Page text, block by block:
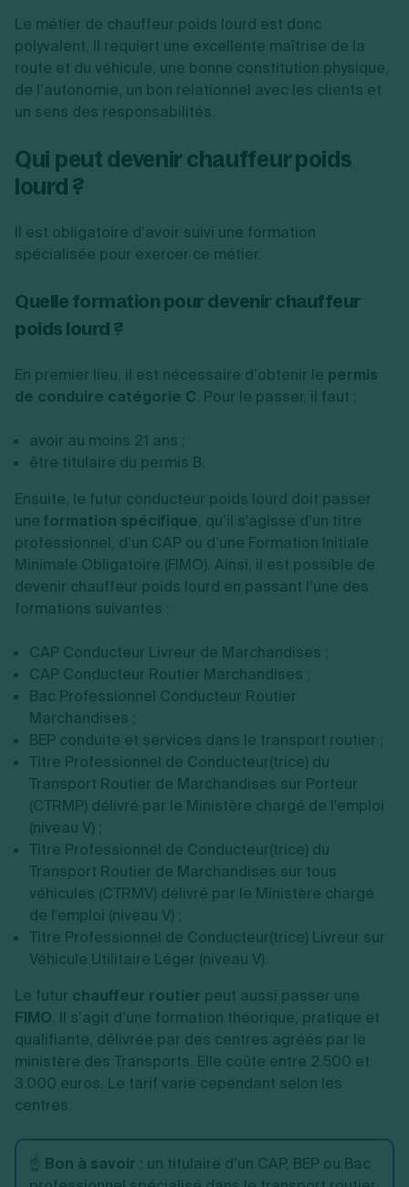
Le métier de chauffeur poids lourd est donc
polyvalent. Il requiert une excellente maîtrise de la
route et du véhicule, une bonne constitution physique,
de l’autonomie, un bon relationnel avec les clients et
un sens des responsabilités.
Qui peut devenir chauffeur poids
lourd ?
Il est obligatoire d’avoir suivi une formation
spécialisée pour exercer ce métier.
Quelle formation pour devenir chauffeur
poids lourd ?
En premier lieu, il est nécessaire d’obtenir le permis
de conduire catégorie C. Pour le passer, il faut :
avoir au moins 21 ans ;
être titulaire du permis B.
Ensuite, le futur conducteur poids lourd doit passer
une formation spécifique, qu’il s'agisse d’un titre
professionnel, d’un CAP ou d’une Formation Initiale
Minimale Obligatoire (FIMO). Ainsi, il est possible de
devenir chauffeur poids lourd en passant l’une des
formations suivantes :
CAP Conducteur Livreur de Marchandises ;
CAP Conducteur Routier Marchandises ;
Bac Professionnel Conducteur Routier
Marchandises ;
BEP conduite et services dans le transport routier ;
Titre Professionnel de Conducteur(trice) du
Transport Routier de Marchandises sur Porteur
(CTRMP) délivré par le Ministère chargé de l'emploi
(niveau V) ;
Titre Professionnel de Conducteur(trice) du
Transport Routier de Marchandises sur tous
véhicules (CTRMV) délivré par le Ministère chargé
de l'emploi (niveau V) ;
Titre Professionnel de Conducteur(trice) Livreur sur
Véhicule Utilitaire Léger (niveau V).
Le futur chauffeur routier peut aussi passer une
FIMO. Il s’agit d’une formation théorique, pratique et
qualifiante, délivrée par des centres agréés par le
ministère des Transports. Elle coûte entre 2.500 et
3.000 euros. Le tarif varie cependant selon les
centres.
☝️ Bon à savoir : un titulaire d’un CAP, BEP ou Bac